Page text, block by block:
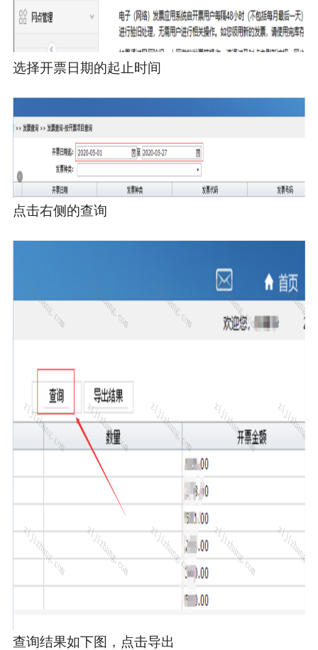
选择开票日期的起止时间
点击右侧的查询
查询结果如下图，点击导出